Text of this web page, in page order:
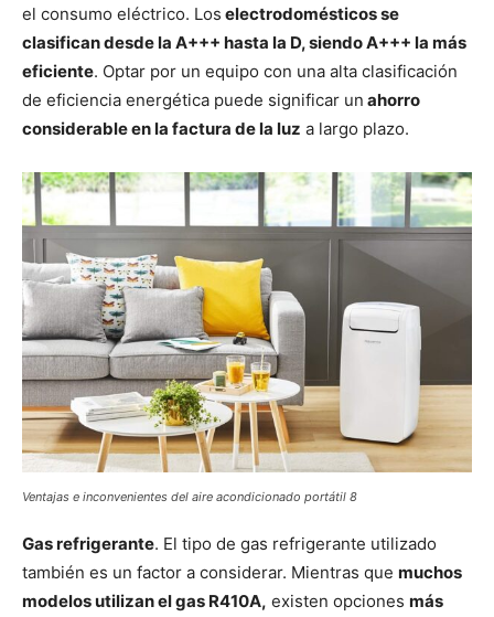
el consumo eléctrico. Los electrodomésticos se
clasifican desde la A+++ hasta la D, siendo A+++ la más
eficiente. Optar por un equipo con una alta clasificación
de eficiencia energética puede significar un ahorro
considerable en la factura de la luz a largo plazo.
Ventajas e inconvenientes del aire acondicionado portátil 8
Gas refrigerante. El tipo de gas refrigerante utilizado
también es un factor a considerar. Mientras que muchos
modelos utilizan el gas R410A, existen opciones más